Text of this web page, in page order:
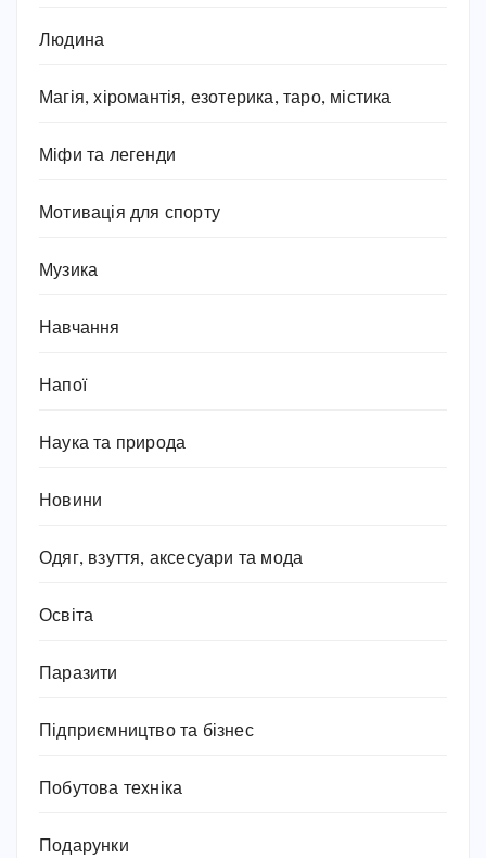
Людина
Магія, хіромантія, езотерика, таро, містика
Міфи та легенди
Мотивація для спорту
Музика
Навчання
Напої
Наука та природа
Новини
Одяг, взуття, аксесуари та мода
Освіта
Паразити
Підприємництво та бізнес
Побутова техніка
Подарунки